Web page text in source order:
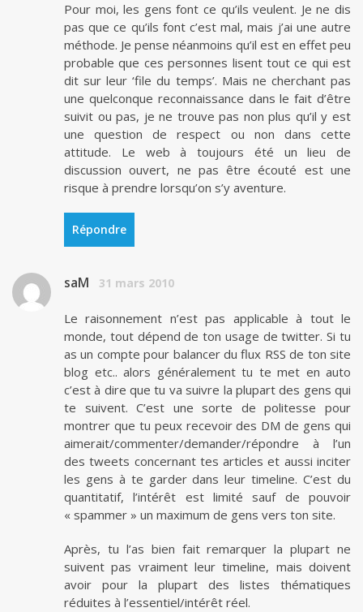
Pour moi, les gens font ce qu’ils veulent. Je ne dis
pas que ce qu’ils font c’est mal, mais j’ai une autre
méthode. Je pense néanmoins qu’il est en effet peu
probable que ces personnes lisent tout ce qui est
dit sur leur ‘file du temps’. Mais ne cherchant pas
une quelconque reconnaissance dans le fait d’être
suivit ou pas, je ne trouve pas non plus qu’il y est
une question de respect ou non dans cette
attitude. Le web à toujours été un lieu de
discussion ouvert, ne pas être écouté est une
risque à prendre lorsqu’on s’y aventure.
Répondre
saM 31 mars 2010
Le raisonnement n’est pas applicable à tout le
monde, tout dépend de ton usage de twitter. Si tu
as un compte pour balancer du flux RSS de ton site
blog etc.. alors généralement tu te met en auto
c’est à dire que tu va suivre la plupart des gens qui
te suivent. C’est une sorte de politesse pour
montrer que tu peux recevoir des DM de gens qui
aimerait/commenter/demander/répondre à l’un
des tweets concernant tes articles et aussi inciter
les gens à te garder dans leur timeline. C’est du
quantitatif, l’intérêt est limité sauf de pouvoir
« spammer » un maximum de gens vers ton site.
Après, tu l’as bien fait remarquer la plupart ne
suivent pas vraiment leur timeline, mais doivent
avoir pour la plupart des listes thématiques
réduites à l’essentiel/intérêt réel.